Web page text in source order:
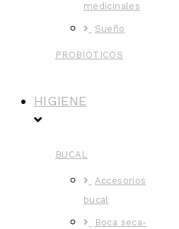
medicinales
Sueño
PROBIÓTICOS
HIGIENE
BUCAL
Accesorios
bucal
Boca seca-